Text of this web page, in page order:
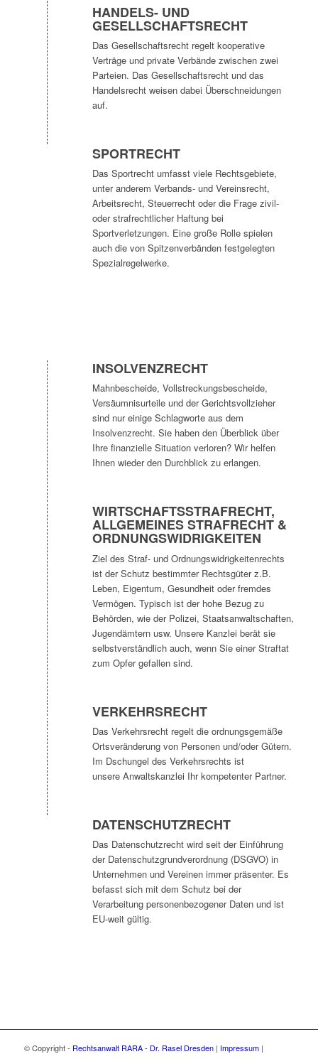
HANDELS- UND
GESELLSCHAFTSRECHT
Das Gesellschaftsrecht regelt kooperative
Verträge und private Verbände zwischen zwei
Parteien. Das Gesellschaftsrecht und das
Handelsrecht weisen dabei Überschneidungen
auf.
SPORTRECHT
Das Sportrecht umfasst viele Rechtsgebiete,
unter anderem Verbands- und Vereinsrecht,
Arbeitsrecht, Steuerrecht oder die Frage zivil-
oder strafrechtlicher Haftung bei
Sportverletzungen. Eine große Rolle spielen
auch die von Spitzenverbänden festgelegten
Spezialregelwerke.
INSOLVENZRECHT
Mahnbescheide, Vollstreckungsbescheide,
Versäumnisurteile und der Gerichtsvollzieher
sind nur einige Schlagworte aus dem
Insolvenzrecht. Sie haben den Überblick über
Ihre finanzielle Situation verloren? Wir helfen
Ihnen wieder den Durchblick zu erlangen.
WIRTSCHAFTSSTRAFRECHT,
ALLGEMEINES STRAFRECHT &
ORDNUNGSWIDRIGKEITEN
Ziel des Straf- und Ordnungswidrigkeitenrechts
ist der Schutz bestimmter Rechtsgüter z.B.
Leben, Eigentum, Gesundheit oder fremdes
Vermögen. Typisch ist der hohe Bezug zu
Behörden, wie der Polizei, Staatsanwaltschaften,
Jugendämtern usw. Unsere Kanzlei berät sie
selbstverständlich auch, wenn Sie einer Straftat
zum Opfer gefallen sind.
VERKEHRSRECHT
Das Verkehrsrecht regelt die ordnungsgemäße
Ortsveränderung von Personen und/oder Gütern.
Im Dschungel des Verkehrsrechts ist
unsere Anwaltskanzlei Ihr kompetenter Partner.
DATENSCHUTZRECHT
Das Datenschutzrecht wird seit der Einführung
der Datenschutzgrundverordnung (DSGVO) in
Unternehmen und Vereinen immer präsenter. Es
befasst sich mit dem Schutz bei der
Verarbeitung personenbezogener Daten und ist
EU-weit gültig.
© Copyright - Rechtsanwalt RARA - Dr. Rasel Dresden| Impressum|